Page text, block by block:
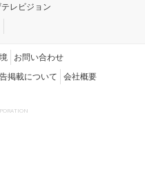
レビジョン
お問い合わせ
掲載について 会社概要